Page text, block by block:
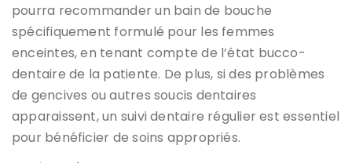
pourra recommander un bain de bouche
spécifiquement formulé pour les femmes
enceintes, en tenant compte de l’état bucco-
dentaire de la patiente. De plus, si des problèmes
de gencives ou autres soucis dentaires
apparaissent, un suivi dentaire régulier est essentiel
pour bénéficier de soins appropriés.